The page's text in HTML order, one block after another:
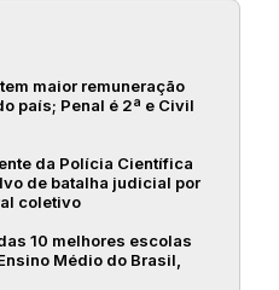
maior remuneração
país; Penal é 2ª e Civil
da Polícia Científica
de batalha judicial por
coletivo
10 melhores escolas
Médio do Brasil,